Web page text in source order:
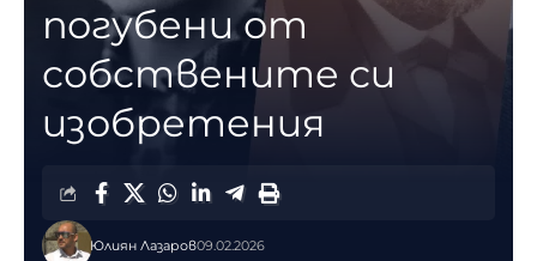
погубени от
собствените си
изобретения
Юлиян Лазаров09.02.2026